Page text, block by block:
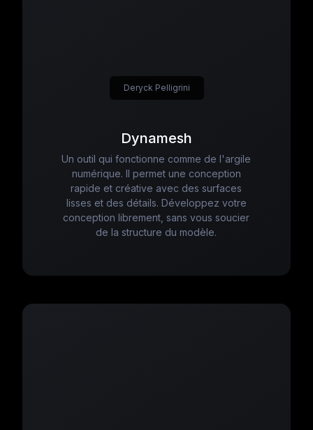
Dynamesh
Un outil qui fonctionne comme de l'argile
numérique. Il permet une conception
rapide et créative avec des surfaces
lisses et des détails. Développez votre
conception librement, sans vous soucier
de la structure du modèle.
Deryck Pelligrini